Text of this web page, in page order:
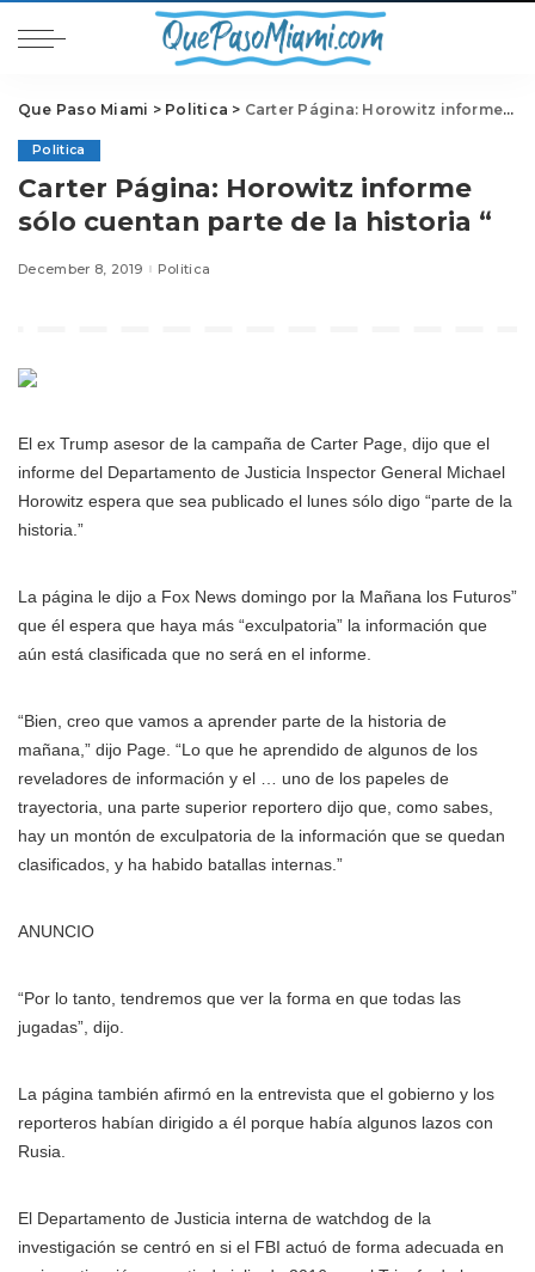
Que Paso Miami > Politica > Carter Página: Horowitz informe sólo cuentan parte de la historia “
Politica
Carter Página: Horowitz informe
sólo cuentan parte de la historia “
December 8, 2019 Politica
El ex Trump asesor de la campaña de Carter Page, dijo que el
informe del Departamento de Justicia Inspector General Michael
Horowitz espera que sea publicado el lunes sólo digo “parte de la
historia.”
La página le dijo a Fox News domingo por la Mañana los Futuros”
que él espera que haya más “exculpatoria” la información que
aún está clasificada que no será en el informe.
“Bien, creo que vamos a aprender parte de la historia de
mañana,” dijo Page. “Lo que he aprendido de algunos de los
reveladores de información y el … uno de los papeles de
trayectoria, una parte superior reportero dijo que, como sabes,
hay un montón de exculpatoria de la información que se quedan
clasificados, y ha habido batallas internas.”
ANUNCIO
“Por lo tanto, tendremos que ver la forma en que todas las
jugadas”, dijo.
La página también afirmó en la entrevista que el gobierno y los
reporteros habían dirigido a él porque había algunos lazos con
Rusia.
El Departamento de Justicia interna de watchdog de la
investigación se centró en si el FBI actuó de forma adecuada en